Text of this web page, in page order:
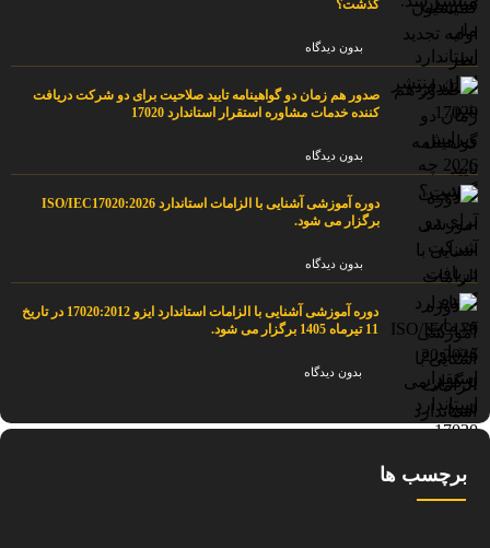
گذشت؟
بدون دیدگاه
صدور هم زمان دو گواهینامه تایید صلاحیت برای دو شرکت دریافت
کننده خدمات مشاوره استقرار استاندارد 17020
بدون دیدگاه
دوره آموزشی آشنایی با الزامات استاندارد ISO/IEC17020:2026
برگزار می شود.
بدون دیدگاه
دوره آموزشی آشنایی با الزامات استاندارد ایزو 17020:2012 در تاریخ
11 تیرماه 1405 برگزار می شود.
بدون دیدگاه
برچسب ها